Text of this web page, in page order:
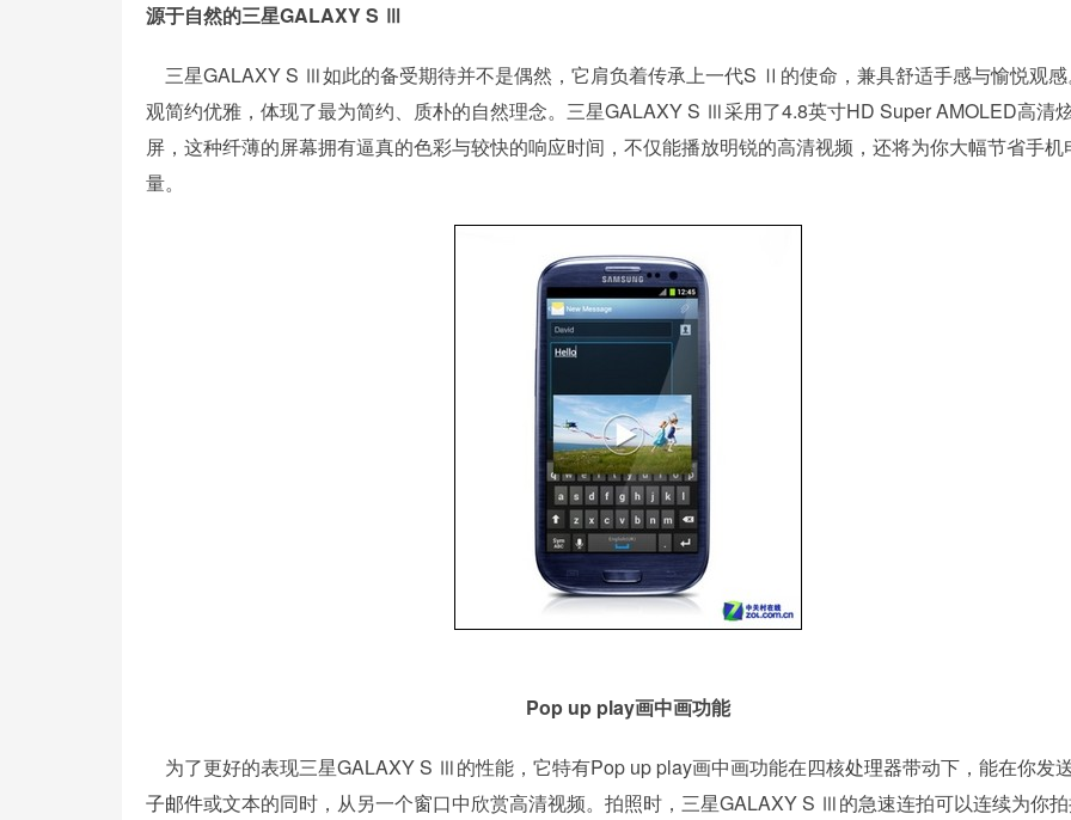
源于自然的三星GALAXY S Ⅲ
三星GALAXY S Ⅲ如此的备受期待并不是偶然，它肩负着传承上一代S Ⅱ的使命，兼具舒适手感与愉悦观
观简约优雅，体现了最为简约、质朴的自然理念。三星GALAXY S Ⅲ采用了4.8英寸HD Super AMOLED高清
屏，这种纤薄的屏幕拥有逼真的色彩与较快的响应时间，不仅能播放明锐的高清视频，还将为你大幅节省手机
量。
Pop up play画中画功能
为了更好的表现三星GALAXY S Ⅲ的性能，它特有Pop up play画中画功能在四核处理器带动下，能在你发
子邮件或文本的同时，从另一个窗口中欣赏高清视频。拍照时，三星GALAXY S Ⅲ的急速连拍可以连续为你